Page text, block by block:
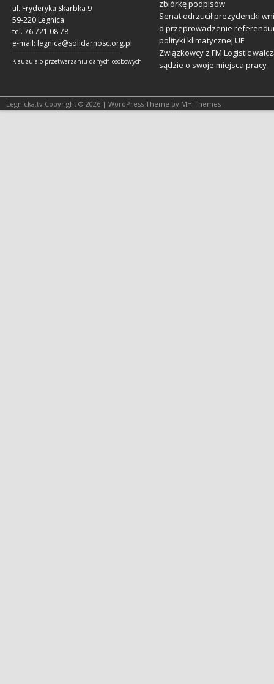
ul. Fryderyka Skarbka 9
59-220 Legnica
tel. 76 721 08 78
e-mail: legnica@solidarnosc.org.pl
Klauzula o przetwarzaniu danych osobowych
zbiórkę podpisów
Senat odrzucił prezydencki
o przeprowadzenie
polityki klimatycznej UE
Związkowcy z FM Logistic
sądzie o swoje miejsca pracy
Legnicka.tv Copyright © 2026 | WordPress Theme by MH Themes